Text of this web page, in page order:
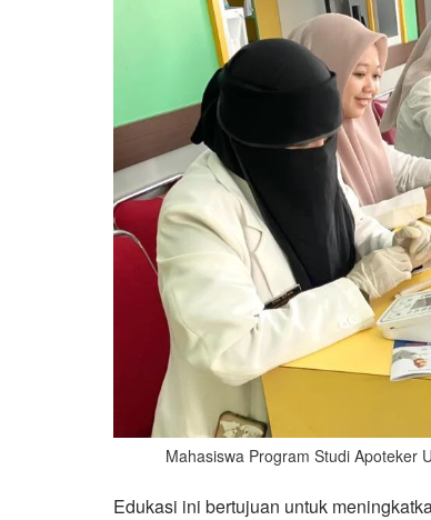
Mahasiswa Program Studi Apoteker
Edukasi ini bertujuan untuk